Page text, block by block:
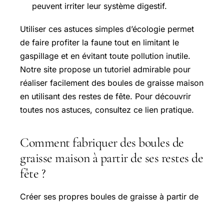
peuvent irriter leur système digestif.
Utiliser ces astuces simples d’écologie permet
de faire profiter la faune tout en limitant le
gaspillage et en évitant toute pollution inutile.
Notre site propose un tutoriel admirable pour
réaliser facilement des boules de graisse maison
en utilisant des restes de fête. Pour découvrir
toutes nos astuces, consultez ce lien pratique.
Comment fabriquer des boules de
graisse maison à partir de ses restes de
fête ?
Créer ses propres boules de graisse à partir de